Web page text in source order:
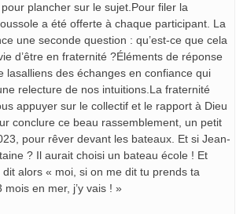
plancher sur le sujet.Pour filer la
a été offerte à chaque participant. La
une seconde question : qu’est-ce que cela
d’être en fraternité ?Éléments de réponse
lasalliens des échanges en confiance qui
relecture de nos intuitions.La fraternité
appuyer sur le collectif et le rapport à Dieu
conclure ce beau rassemblement, un petit
pour rêver devant les bateaux. Et si Jean-
? Il aurait choisi un bateau école ! Et
alors « moi, si on me dit tu prends ta
en mer, j’y vais ! »